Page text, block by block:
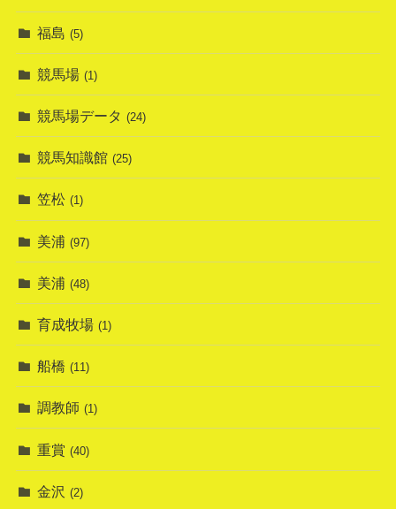
福島 (5)
競馬場 (1)
競馬場データ (24)
競馬知識館 (25)
笠松 (1)
美浦 (97)
美浦 (48)
育成牧場 (1)
船橋 (11)
調教師 (1)
重賞 (40)
金沢 (2)